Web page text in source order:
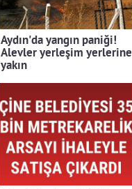
Aydın'da yangın paniği!
Alevler yerleşim yerlerine
yakın